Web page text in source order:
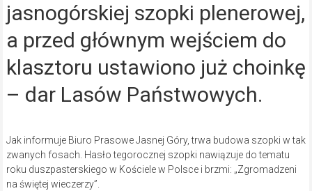
jasnogórskiej szopki plenerowej,
a przed głównym wejściem do
klasztoru ustawiono już choinkę
– dar Lasów Państwowych.
Jak informuje Biuro Prasowe Jasnej Góry, trwa budowa szopki w tak
zwanych fosach. Hasło tegorocznej szopki nawiązuje do tematu
roku duszpasterskiego w Kościele w Polsce i brzmi: „Zgromadzeni
na świętej wieczerzy”.